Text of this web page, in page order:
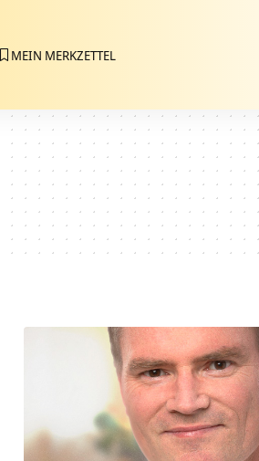
MEIN MERKZETTEL